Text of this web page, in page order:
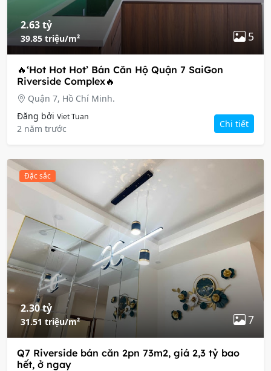
2.63 tỷ
39.85 triệu/m² 5
🔥‘Hot Hot Hot’ Bán Căn Hộ Quận 7 SaiGon
Riverside Complex🔥
Quận 7, Hồ Chí Minh.
Đăng bởi Viet Tuan
2 năm trước Chi tiết
Đặc sắc
2.30 tỷ
31.51 triệu/m² 7
Q7 Riverside bán căn 2pn 73m2, giá 2,3 tỷ bao
hết, ở ngay